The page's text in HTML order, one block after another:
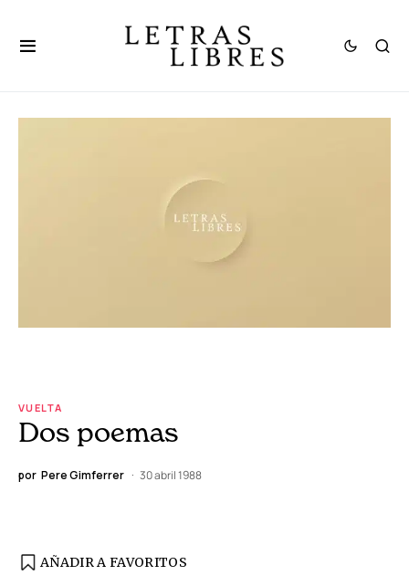
VUELTA
Dos poemas
por Pere Gimferrer 30 abril 1988
AÑADIR A FAVORITOS